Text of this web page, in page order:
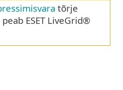
tõrje
ESET LiveGrid®